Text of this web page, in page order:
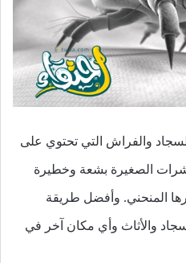
والفراش التي تحتوي على
الصغيرة بشعة وخطيرة
المنحني. وأفضل طريقة
والأثاث وأي مكان آخر في